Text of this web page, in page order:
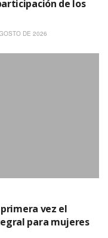
de los
DE 2026
vez el
para mujeres